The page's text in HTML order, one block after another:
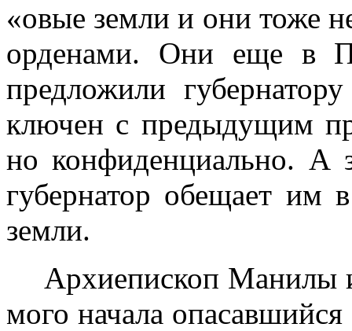
«овые земли и они тоже
орденами. Они еще в
предложили
ключен с предыдущим
но конфиденциально. А
губернатор обещает им
земли.
Архиепископ Манилы
мого начала